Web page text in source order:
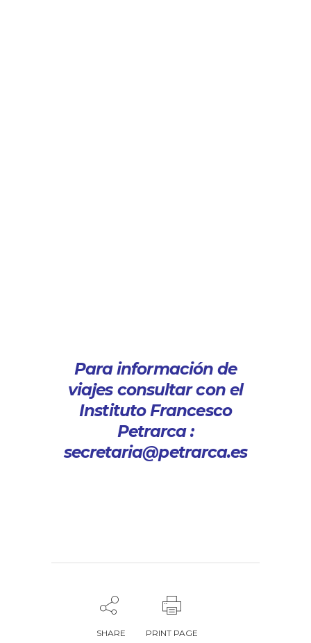
Para información de
viajes consultar con el
Instituto Francesco
Petrarca :
secretaria@petrarca.es
SHARE PRINT PAGE